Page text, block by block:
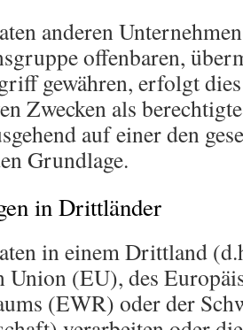
anderen
offenbaren,
gewähren, erfolgt
Zwecken als
auf einer den
Grundlage.
in Drittländer
in einem Drittland
Union (EU), des
(EWR) oder der